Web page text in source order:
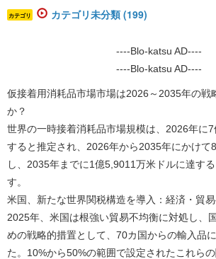
カテゴリ カテゴリ未分類 (199)
----Blo-katsu AD----
----Blo-katsu AD----
仮接着用消耗品市場市場は2026～2035年の戦
か？
世界の一時接着消耗品市場規模は、2026年に
すると推定され、2026年から2035年にかけて
し、2035年までに1億5,9011万米ドルに達す
す。
米国、新たな世界関税構造を導入：経済・貿
2025年、米国は根強い貿易不均衡に対処し、
めの戦略的措置として、70カ国からの輸入品
た。10%から50%の範囲で設定されたこれら